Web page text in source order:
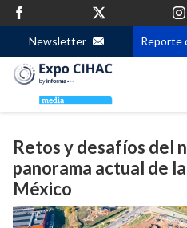
Newsletter Reporte
Retos y desafíos del
panorama actual de
México